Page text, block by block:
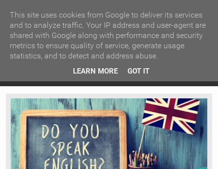
Ιερόσυλοι έκλεψαν τάματα από Ιερό Ναό στις Σέρρες
ΚΕΝΤΡΙΚΗ ΑΝΑ ΚΑΤΗΓΟΡΙΑ
ΕΙΔΗΣΕΙΣ ΑΝΑ ΠΕΡΙΟΧΗ
ΠΡΟΣΦΑΤΑ ΝΕΑ
Ν. ΣΕΡΡΩΝ Η ΓΗ ΜΑΣ
ΤΥΧΑΙΕΣ ΑΝΑΡΤΗΣΕΙΣ/ΑΡΘΡΑ
Serres Racing Circuit
Panserraikos FC
This site uses cookies from Google to deliver its services
and to analyze traffic. Your IP address and user-agent are
shared with Google along with performance and security
metrics to ensure quality of service, generate usage
statistics, and to detect and address abuse.
LEARN MORE GOT IT